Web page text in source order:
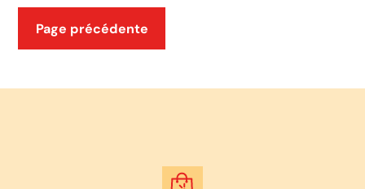
Page précédente